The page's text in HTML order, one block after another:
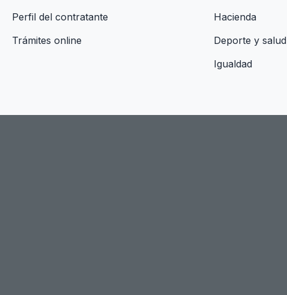
Perfil del contratante
Trámites online
Hacienda
Deporte y salud
Igualdad